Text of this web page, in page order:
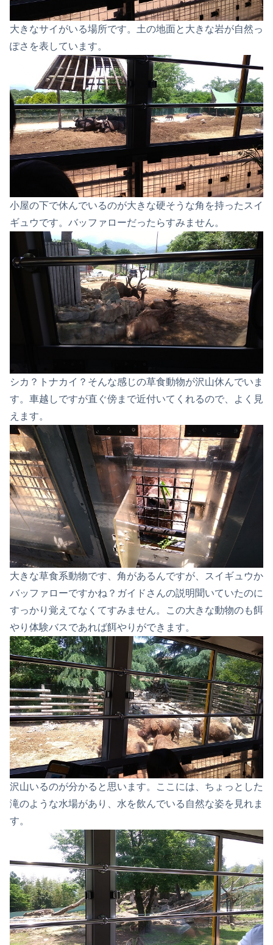
大きなサイがいる場所です。土の地面と大きな岩が自然っ
ぽさを表しています。
小屋の下で休んでいるのが大きな硬そうな角を持ったスイ
ギュウです。バッファローだったらすみません。
シカ？トナカイ？そんな感じの草食動物が沢山休んでいま
す。車越しですが直ぐ傍まで近付いてくれるので、よく見
えます。
大きな草食系動物です、角があるんですが、スイギュウか
バッファローですかね？ガイドさんの説明聞いていたのに
すっかり覚えてなくてすみません。この大きな動物のも餌
やり体験バスであれば餌やりができます。
沢山いるのが分かると思います。ここには、ちょっとした
滝のような水場があり、水を飲んでいる自然な姿を見れま
す。